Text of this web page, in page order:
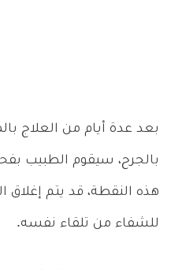
بعد عدة أيام من العلاج
بالجرح، سيقوم الطبيب
هذه النقطة، قد يتم
للشفاء من تلقاء نفسه.